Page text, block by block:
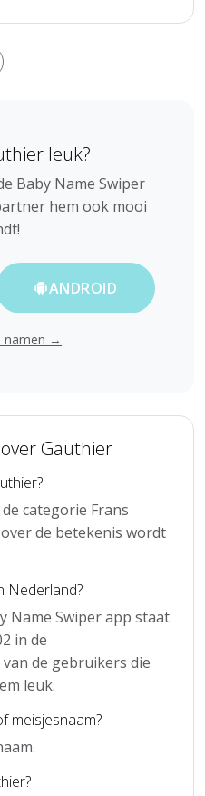
leuk?
Baby Name Swiper
hem ook mooi
ANDROID
namen →
Gauthier
categorie Frans
de betekenis wordt
Nederland?
Name Swiper app staat
in de
de gebruikers die
leuk.
meisjesnaam?